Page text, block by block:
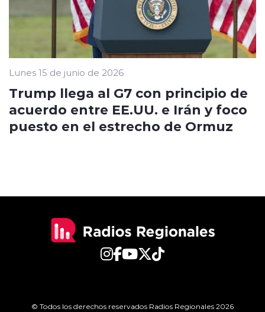
Lunes 15 de junio de 2026
Trump llega al G7 con principio de
acuerdo entre EE.UU. e Irán y foco
puesto en el estrecho de Ormuz
© Todos los derechos reservados Radios Regionales 2026